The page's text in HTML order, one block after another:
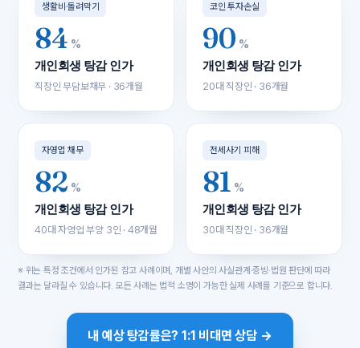
생활비·돌려막기
84 %
개인회생 탕감 인가
직장인 무담보채무 · 36개월
코인 투자손실
90 %
개인회생 탕감 인가
20대 직장인 · 36개월
자영업 채무
82 %
개인회생 탕감 인가
40대 자영업 부양 3인 · 48개월
전세사기 피해
81 %
개인회생 탕감 인가
30대 직장인 · 36개월
※ 위는 특정 조건에서 인가된 참고 사례이며, 개별 사안의 사실관계·증빙·법원 판단에 따라
결과는 달라질 수 있습니다. 모든 사례는 법적 소명이 가능한 실제 사례를 기준으로 합니다.
내 예상 탕감률은? 1:1 비대면 상담 →